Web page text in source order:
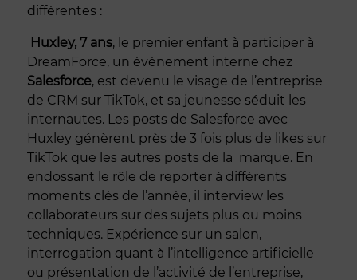
différentes :
Huxley, 7 ans, le premier enfant à participer à
DreamForce, un événement interne chez
Salesforce, est devenu le visage de l’entreprise
de CRM sur TikTok, et sa jeunesse séduit les
internautes. Les posts de Salesforce avec
Huxley génèrent près de 3 fois plus de likes sur
TikTok que les autres posts de la marque. En
endossant le rôle de reporter à différents
moments clés de l’année, il interview les
collaborateurs sur des sujets plus ou moins
techniques. Expérience sur un salon,
interrogation quant à l’intelligence artificielle
ou présentation de l’activité de l’entreprise,